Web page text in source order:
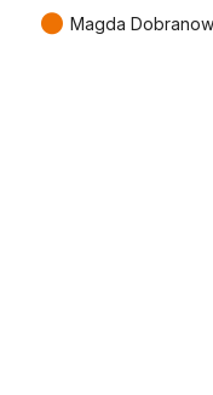
● Magda